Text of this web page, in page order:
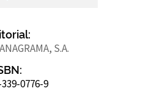
S.A.
0776-9